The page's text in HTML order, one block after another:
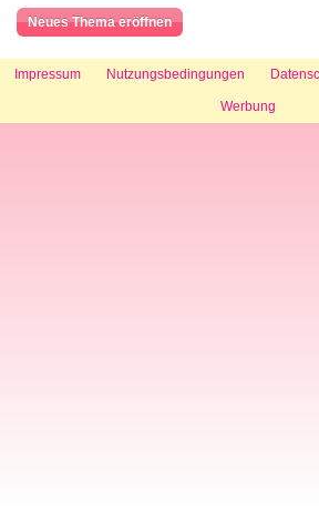
Neues Thema eröffnen
Impressum Nutzungsbedingungen
Werbung